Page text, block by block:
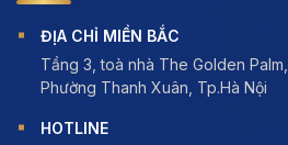
ĐỊA CHỈ MIỀN BẮC
Tầng 3, toà nhà The Golden Palm,
Phường Thanh Xuân, Tp.Hà Nội
HOTLINE